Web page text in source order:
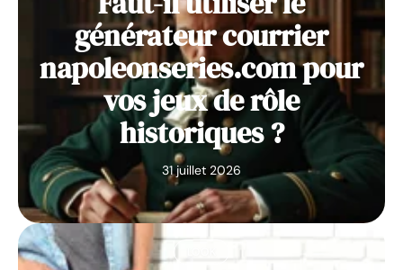
générateur courrier
napoleonseries.com pour
vos jeux de rôle
historiques ?
31 juillet 2026